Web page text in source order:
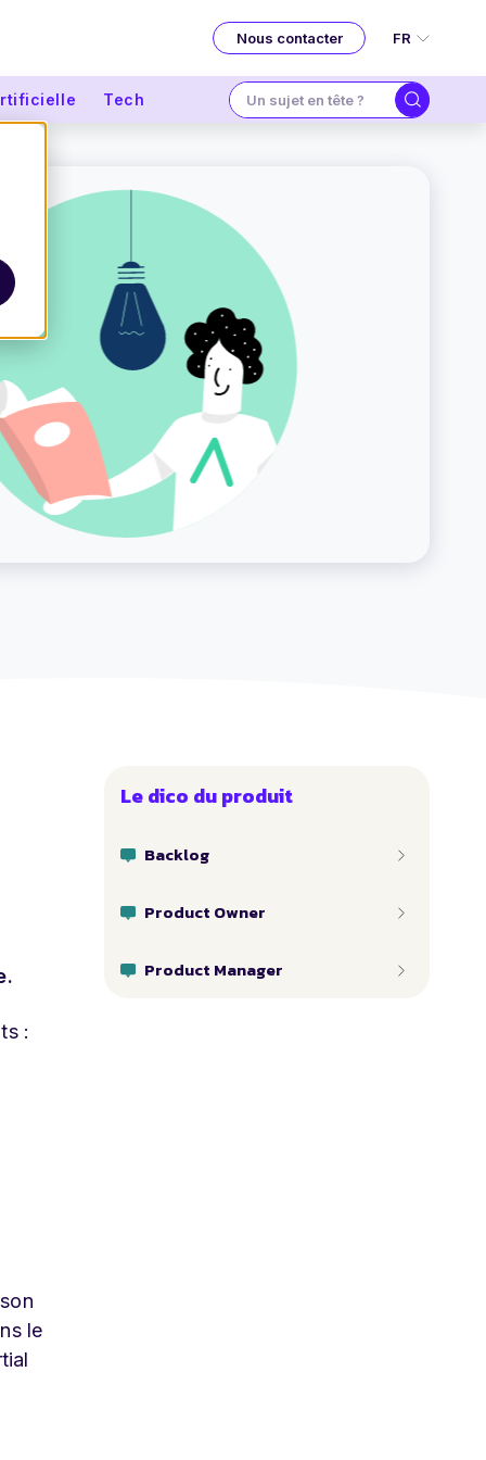
Nous contacter FR
Tech
:
le
Le dico du produit
Backlog
Product Owner
Product Manager